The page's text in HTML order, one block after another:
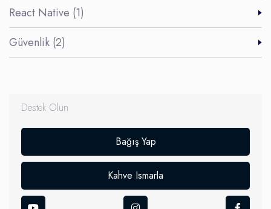
React Native (1)
Güvenlik (2)
Destek Olun
Bağış Yap
Kahve Ismarla